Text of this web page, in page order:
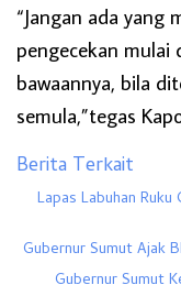
“Jangan ada yang
pengecekan mulai
bawaannya, bila
semula,”tegas
Berita Terkait
Lapas Labuhan
Gubernur Sumut Ajak
Gubernur Sumut